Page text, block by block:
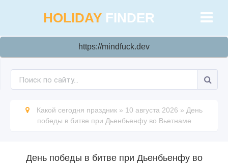
HOLIDAY FINDER
https://mindfuck.dev
Какой сегодня праздник » 10 августа 2026 » День
победы в битве при Дьенбьенфу во Вьетнаме
День победы в битве при Дьенбьенфу во